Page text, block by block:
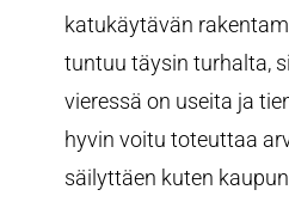
katukäytävän
tuntuu täysin turhalta,
vieressä on useita ja
hyvin voitu toteuttaa
säilyttäen kuten